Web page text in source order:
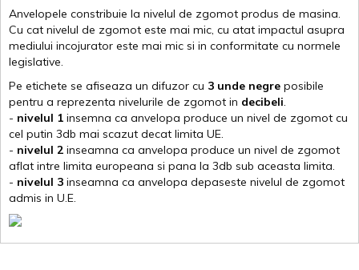
Anvelopele constribuie la nivelul de zgomot produs de masina.
Cu cat nivelul de zgomot este mai mic, cu atat impactul asupra
mediului incojurator este mai mic si in conformitate cu normele
legislative.
Pe etichete se afiseaza un difuzor cu 3 unde negre posibile
pentru a reprezenta nivelurile de zgomot in decibeli.
- nivelul 1 insemna ca anvelopa produce un nivel de zgomot cu
cel putin 3db mai scazut decat limita UE.
- nivelul 2 inseamna ca anvelopa produce un nivel de zgomot
aflat intre limita europeana si pana la 3db sub aceasta limita.
- nivelul 3 inseamna ca anvelopa depaseste nivelul de zgomot
admis in U.E.